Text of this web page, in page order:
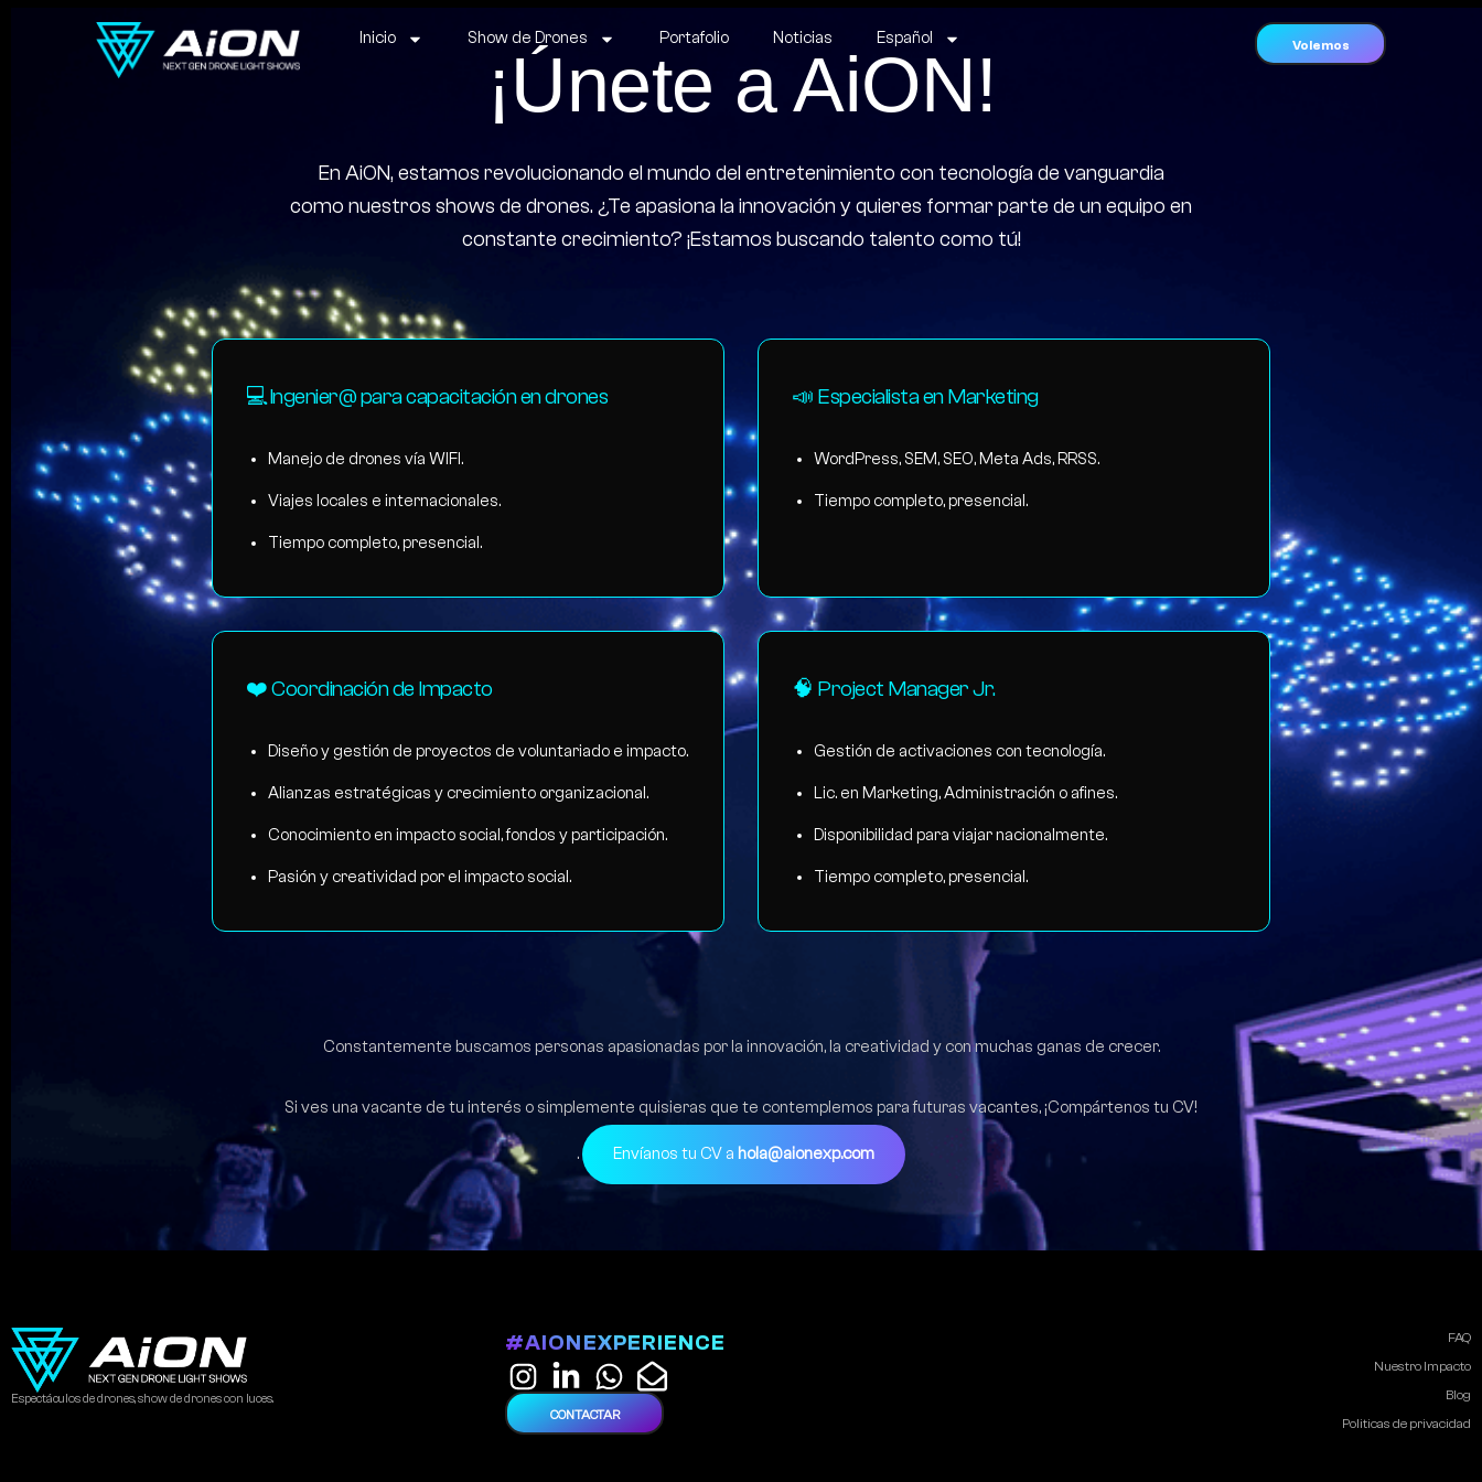
Inicio Show de Drones Portafolio Noticias Español Volemos
¡Únete a AiON!
En AiON, estamos revolucionando el mundo del entretenimiento con tecnología de vanguardia
como nuestros shows de drones. ¿Te apasiona la innovación y quieres formar parte de un equipo en
constante crecimiento? ¡Estamos buscando talento como tú!
💻Ingenier@ para capacitación en drones
Manejo de drones vía WIFI.
Viajes locales e internacionales.
Tiempo completo, presencial.
📣 Especialista en Marketing
WordPress, SEM, SEO, Meta Ads, RRSS.
Tiempo completo, presencial.
❤️ Coordinación de Impacto
Diseño y gestión de proyectos de voluntariado e impacto.
Alianzas estratégicas y crecimiento organizacional.
Conocimiento en impacto social, fondos y participación.
Pasión y creatividad por el impacto social.
🧠 Project Manager Jr.
Gestión de activaciones con tecnología.
Lic. en Marketing, Administración o afines.
Disponibilidad para viajar nacionalmente.
Tiempo completo, presencial.
Constantemente buscamos personas apasionadas por la innovación, la creatividad y con muchas ganas de crecer.
Si ves una vacante de tu interés o simplemente quisieras que te contemplemos para futuras vacantes, ¡Compártenos tu CV!
. Envíanos tu CV a hola@aionexp.com
Espectáculos de drones, show de drones con luces.
FAQ
Nuestro Impacto
Blog
Politicas de privacidad
#AIONEXPERIENCE
CONTACTAR